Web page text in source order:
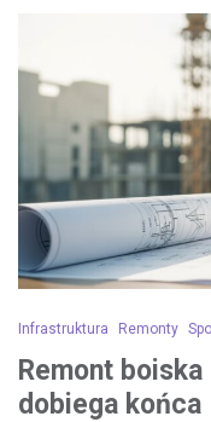
Infrastruktura Remonty
Remont
dobiega końca